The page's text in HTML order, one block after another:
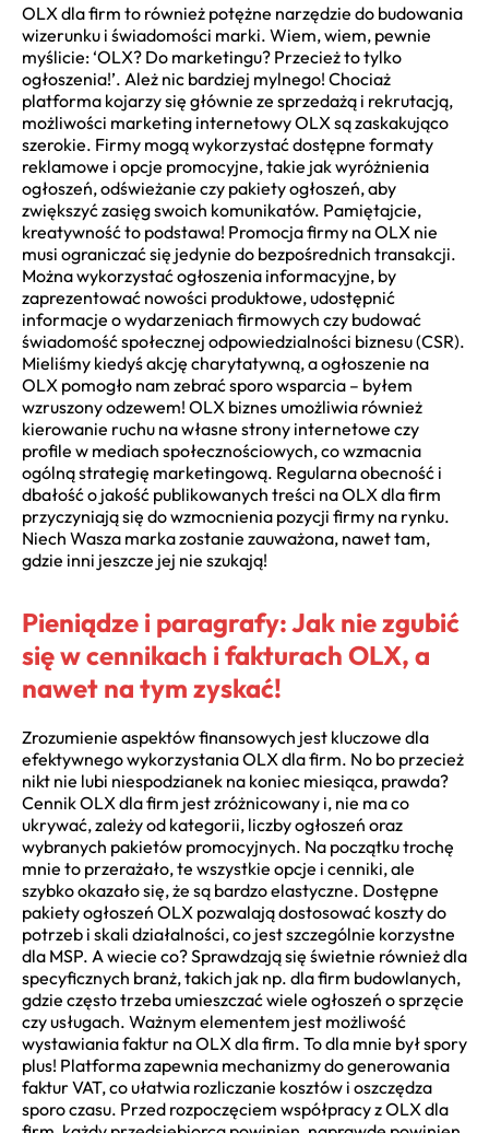
OLX dla firm to również potężne narzędzie do budowania
wizerunku i świadomości marki. Wiem, wiem, pewnie
myślicie: ‘OLX? Do marketingu? Przecież to tylko
ogłoszenia!’. Ależ nic bardziej mylnego! Chociaż
platforma kojarzy się głównie ze sprzedażą i rekrutacją,
możliwości marketing internetowy OLX są zaskakująco
szerokie. Firmy mogą wykorzystać dostępne formaty
reklamowe i opcje promocyjne, takie jak wyróżnienia
ogłoszeń, odświeżanie czy pakiety ogłoszeń, aby
zwiększyć zasięg swoich komunikatów. Pamiętajcie,
kreatywność to podstawa! Promocja firmy na OLX nie
musi ograniczać się jedynie do bezpośrednich transakcji.
Można wykorzystać ogłoszenia informacyjne, by
zaprezentować nowości produktowe, udostępnić
informacje o wydarzeniach firmowych czy budować
świadomość społecznej odpowiedzialności biznesu (CSR).
Mieliśmy kiedyś akcję charytatywną, a ogłoszenie na
OLX pomogło nam zebrać sporo wsparcia – byłem
wzruszony odzewem! OLX biznes umożliwia również
kierowanie ruchu na własne strony internetowe czy
profile w mediach społecznościowych, co wzmacnia
ogólną strategię marketingową. Regularna obecność i
dbałość o jakość publikowanych treści na OLX dla firm
przyczyniają się do wzmocnienia pozycji firmy na rynku.
Niech Wasza marka zostanie zauważona, nawet tam,
gdzie inni jeszcze jej nie szukają!
Pieniądze i paragrafy: Jak nie zgubić
się w cennikach i fakturach OLX, a
nawet na tym zyskać!
Zrozumienie aspektów finansowych jest kluczowe dla
efektywnego wykorzystania OLX dla firm. No bo przecież
nikt nie lubi niespodzianek na koniec miesiąca, prawda?
Cennik OLX dla firm jest zróżnicowany i, nie ma co
ukrywać, zależy od kategorii, liczby ogłoszeń oraz
wybranych pakietów promocyjnych. Na początku trochę
mnie to przerażało, te wszystkie opcje i cenniki, ale
szybko okazało się, że są bardzo elastyczne. Dostępne
pakiety ogłoszeń OLX pozwalają dostosować koszty do
potrzeb i skali działalności, co jest szczególnie korzystne
dla MSP. A wiecie co? Sprawdzają się świetnie również dla
specyficznych branż, takich jak np. dla firm budowlanych,
gdzie często trzeba umieszczać wiele ogłoszeń o sprzęcie
czy usługach. Ważnym elementem jest możliwość
wystawiania faktur na OLX dla firm. To dla mnie był spory
plus! Platforma zapewnia mechanizmy do generowania
faktur VAT, co ułatwia rozliczanie kosztów i oszczędza
sporo czasu. Przed rozpoczęciem współpracy z OLX dla